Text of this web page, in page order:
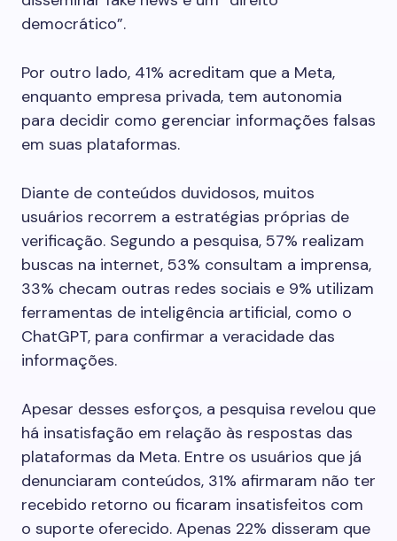
democrático”.
Por outro lado, 41% acreditam que a Meta,
enquanto empresa privada, tem autonomia
para decidir como gerenciar informações falsas
em suas plataformas.
Diante de conteúdos duvidosos, muitos
usuários recorrem a estratégias próprias de
verificação. Segundo a pesquisa, 57% realizam
buscas na internet, 53% consultam a imprensa,
33% checam outras redes sociais e 9% utilizam
ferramentas de inteligência artificial, como o
ChatGPT, para confirmar a veracidade das
informações.
Apesar desses esforços, a pesquisa revelou que
há insatisfação em relação às respostas das
plataformas da Meta. Entre os usuários que já
denunciaram conteúdos, 31% afirmaram não ter
recebido retorno ou ficaram insatisfeitos com
o suporte oferecido. Apenas 22% disseram que